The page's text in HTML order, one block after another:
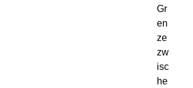
Gr
en
ze
zw
isc
he